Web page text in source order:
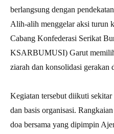
berlangsung dengan
Alih-alih menggelar aksi turun
Cabang Konfederasi Serikat
KSARBUMUSI) Garut
ziarah dan konsolidasi gerakan
Kegiatan tersebut diikuti
dan basis organisasi.
doa bersama yang dipimpin